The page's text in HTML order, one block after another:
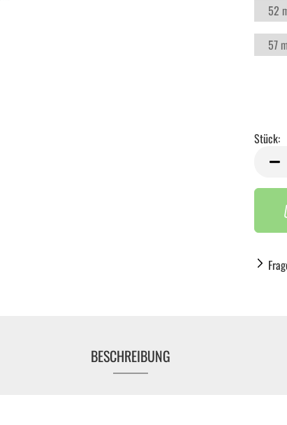
Drehmomentwerkzeug
52
57
Stück:
Stück
BESCHREIBUNG